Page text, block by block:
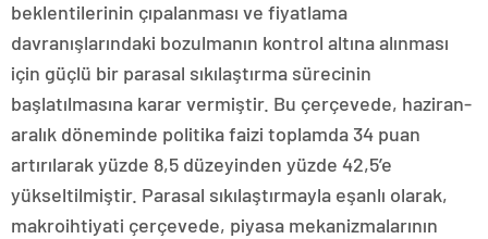
beklentilerinin çıpalanması ve fiyatlama
davranışlarındaki bozulmanın kontrol altına alınması
için güçlü bir parasal sıkılaştırma sürecinin
başlatılmasına karar vermiştir. Bu çerçevede, haziran-
aralık döneminde politika faizi toplamda 34 puan
artırılarak yüzde 8,5 düzeyinden yüzde 42,5’e
yükseltilmiştir. Parasal sıkılaştırmayla eşanlı olarak,
makroihtiyati çerçevede, piyasa mekanizmalarının